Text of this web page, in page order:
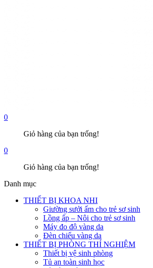
0
Giỏ hàng của bạn trống!
0
Giỏ hàng của bạn trống!
Danh mục
THIẾT BỊ KHOA NHI
Giường sưởi ấm cho trẻ sơ sinh
Lồng ấp – Nôi cho trẻ sơ sinh
Máy đo độ vàng da
Đèn chiếu vàng da
THIẾT BỊ PHÒNG THÍ NGHIỆM
Thiết bị vệ sinh phòng
Tủ an toàn sinh học